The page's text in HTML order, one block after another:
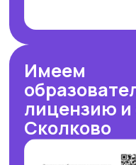
Являемся
партнёром проекта
прокачка», АНО
экономика»
В партнёрстве был
образовательный
«Нейросети в работе
государственного